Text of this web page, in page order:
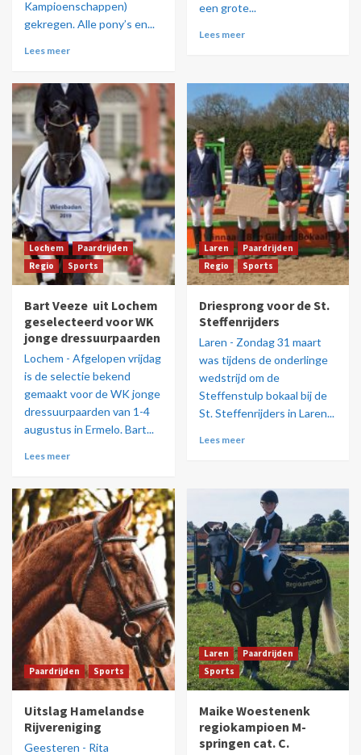
Kampioenschappen)
gekregen. Alle pony’s en...
Lees meer
een grote...
Lees meer
Lochem
Paardrijden
Regio
Sports
Bart Veeze uit Lochem
geselecteerd voor WK
jonge dressuurpaarden
Lochem - Afgelopen vrijdag
is de selectie bekend
gemaakt voor de WK jonge
dressuurpaarden van 1-4
augustus in Ermelo. Bart...
Lees meer
Laren
Paardrijden
Regio
Sports
Driesprong voor de St.
Steffenrijders
Laren - Zondag 31 maart
was tijdens de onderlinge
wedstrijd om de
Steffenstulp bokaal bij de
St. Steffenrijders in Laren...
Lees meer
Paardrijden Sports
Uitslag Hamelandse
Rijvereniging
Geesteren - Rita
Laren
Paardrijden
Sports
Maike Woestenenk
regiokampioen M-
springen cat. C.